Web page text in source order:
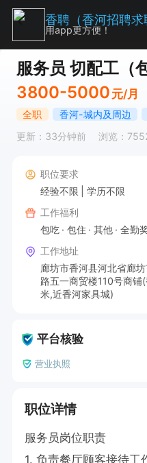
服务员 切配工（
3800-5000 元/月
全职 香河-城内及周边
更新：33分钟前
浏览：
职位要求
经验不限
学历不限
工作福利
包吃
包住 其他
全勤
工作地址
廊坊市香河县河北省廊
路五一商贸楼110号商铺
米,近香河家具城)
平台核验
营业执照
职位详情
服务员岗位职责
1. 负责餐厅顾客接待工
香聘（香河招聘求
用app更方便！